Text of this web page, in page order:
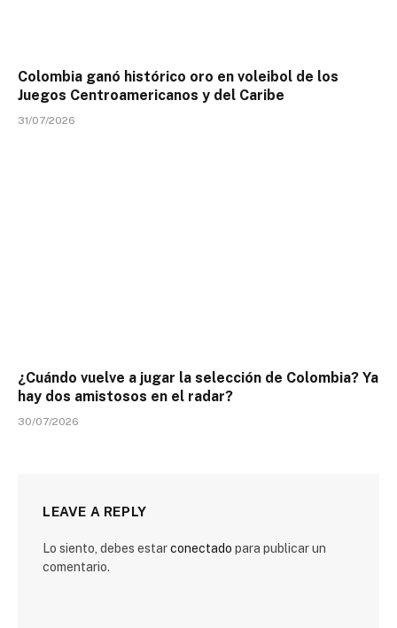
Colombia ganó histórico oro en voleibol de los
Juegos Centroamericanos y del Caribe
31/07/2026
¿Cuándo vuelve a jugar la selección de Colombia? Ya
hay dos amistosos en el radar?
30/07/2026
LEAVE A REPLY
Lo siento, debes estarconectado para publicar un
comentario.